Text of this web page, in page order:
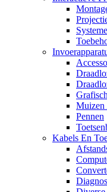
Muizen
Pennen
Kabels En